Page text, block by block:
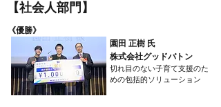
​【社会人部門】
​《優勝》
園田 正樹 氏
株式会社グッドバトン
切れ目のない子育て支援のた
めの包括的ソリューション